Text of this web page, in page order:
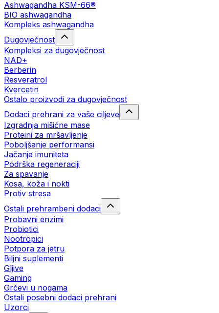
Ashwagandha KSM-66®
BIO ashwagandha
Kompleks ashwagandha
Dugovječnost
Kompleksi za dugovječnost
NAD+
Berberin
Resveratrol
Kvercetin
Ostalo proizvodi za dugovječnost
Dodaci prehrani za vaše ciljeve
Izgradnja mišićne mase
Proteini za mršavljenje
Poboljšanje performansi
Jačanje imuniteta
Podrška regeneraciji
Za spavanje
Kosa, koža i nokti
Protiv stresa
Ostali prehrambeni dodaci
Probavni enzimi
Probiotici
Nootropici
Potpora za jetru
Biljni suplementi
Gljive
Gaming
Grčevi u nogama
Ostali posebni dodaci prehrani
Uzorci